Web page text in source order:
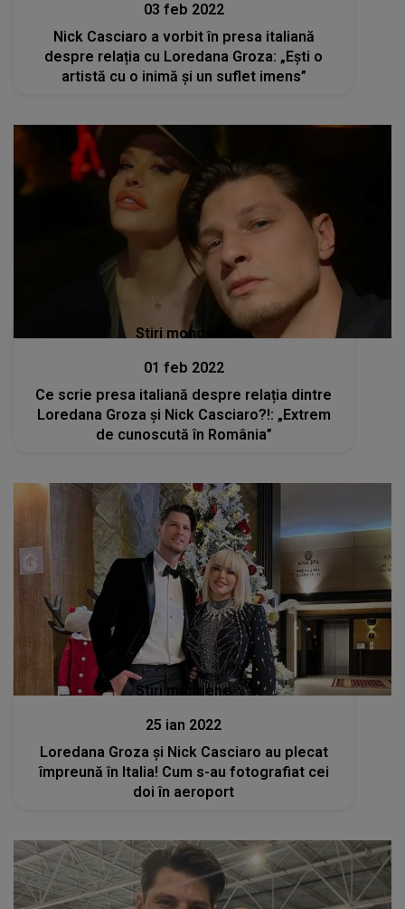
03 feb 2022
Nick Casciaro a vorbit în presa italiană
despre relația cu Loredana Groza: „Ești o
artistă cu o inimă și un suflet imens”
Stiri mondene
01 feb 2022
Ce scrie presa italiană despre relația dintre
Loredana Groza și Nick Casciaro?!: „Extrem
de cunoscută în România”
Stiri mondene
25 ian 2022
Loredana Groza și Nick Casciaro au plecat
împreună în Italia! Cum s-au fotografiat cei
doi în aeroport